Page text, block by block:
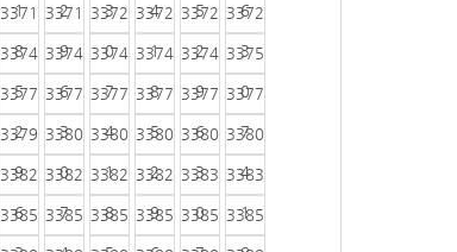
1 2 3 4 5 6
3371
8
3371
9
3372
0
3372
1
3372
2
3372
3
3374
5
3374
6
3374
7
3374
8
3374
9
3375
0
3377
2
3377
3
3377
4
3377
5
3377
6
3377
7
3379
9
3380
0
3380
1
3380
2
3380
3
3380
4
3382
6
3382
7
3382
8
3382
9
3383
0
3383
1
3385 3385 3385 3385 3385 3385